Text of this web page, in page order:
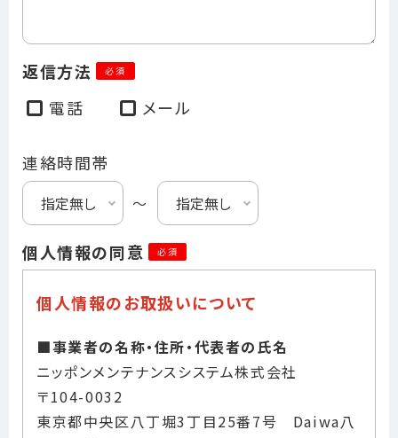
返信方法 必須
電話 メール
連絡時間帯
〜
個人情報の同意 必須
個人情報のお取扱いについて
■事業者の名称・住所・代表者の氏名
ニッポンメンテナンスシステム株式会社
〒104-0032
東京都中央区八丁堀3丁目25番7号 Daiwa八